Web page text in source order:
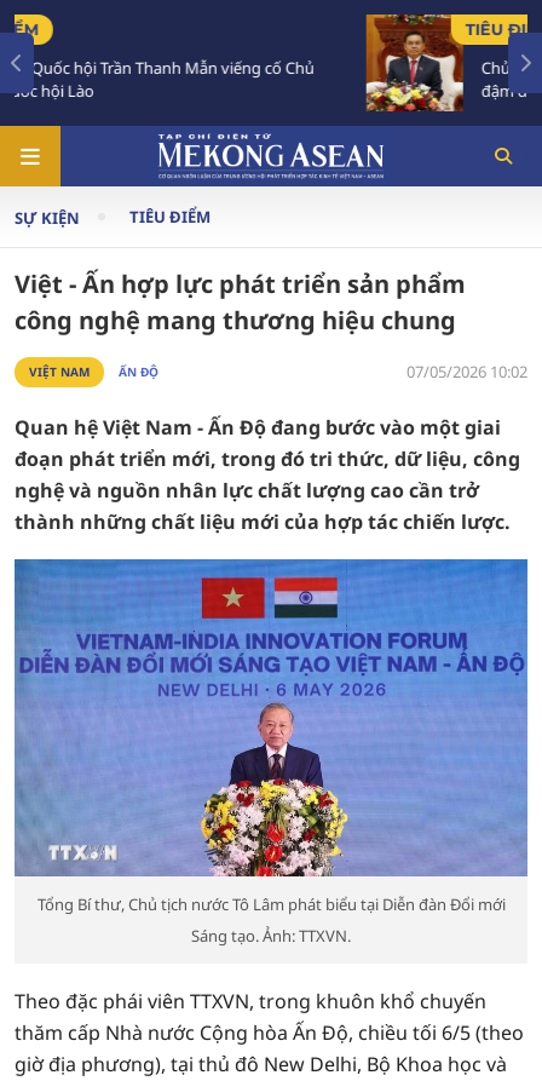
Chủ tịch Quốc hội Lào luôn dành tình cảm sâu
SỰ KIỆN TIÊU ĐIỂM
Việt - Ấn hợp lực phát triển sản phẩm
công nghệ mang thương hiệu chung
VIỆT NAM ẤN ĐỘ 07/05/2026 10:02
Quan hệ Việt Nam - Ấn Độ đang bước vào một giai
đoạn phát triển mới, trong đó tri thức, dữ liệu, công
nghệ và nguồn nhân lực chất lượng cao cần trở
thành những chất liệu mới của hợp tác chiến lược.
Tổng Bí thư, Chủ tịch nước Tô Lâm phát biểu tại Diễn đàn Đổi mới
Sáng tạo. Ảnh: TTXVN.
Theo đặc phái viên TTXVN, trong khuôn khổ chuyến
thăm cấp Nhà nước Cộng hòa Ấn Độ, chiều tối 6/5 (theo
giờ địa phương), tại thủ đô New Delhi, Bộ Khoa học và